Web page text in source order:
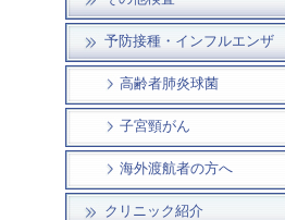
予防接種・インフルエンザ
高齢者肺炎球菌
子宮頸がん
海外渡航者の方へ
クリニック紹介